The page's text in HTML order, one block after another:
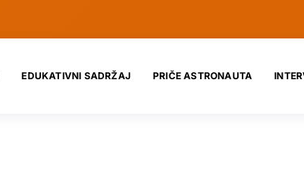
EDUKATIVNI SADRŽAJ PRIČE ASTRONAUTA